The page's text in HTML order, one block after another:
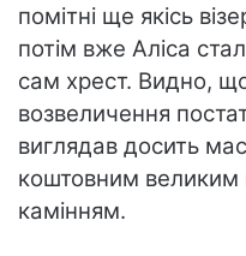
помітні ще якісь
потім вже Аліса
сам хрест. Видно,
возвеличення
виглядав досить
коштовним
камінням.